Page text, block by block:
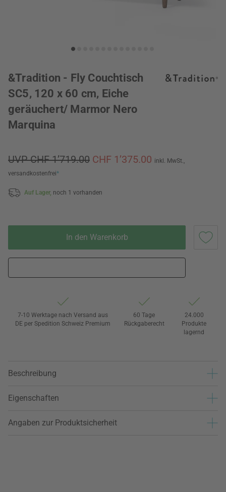
&Tradition - Fly Couchtisch
SC5, 120 x 60 cm, Eiche
geräuchert/ Marmor Nero
Marquina
UVP CHF 1’719.00 CHF 1’375.00 inkl. MwSt.,
versandkostenfrei*
Auf Lager, noch 1 vorhanden
In den Warenkorb
7-10 Werktage nach Versand aus
DE per Spedition Schweiz Premium
60 Tage
Rückgaberecht
24.000
Produkte
lagernd
Beschreibung
Eigenschaften
Angaben zur Produktsicherheit